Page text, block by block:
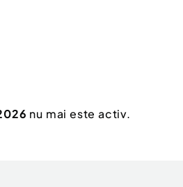
nu mai este activ.